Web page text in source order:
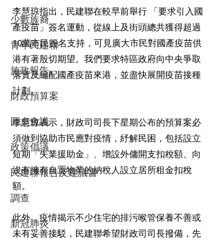
少數族裔
青年民建聯
施政報告
財政預算案
圓桌會議
政策倡議
民建聯報告及建議書
調查
新冠肺炎
李慧琼指出，民建聯在較早前舉行 「要求引入國
產疫苗」簽名運動，從線上及街頭總共獲得超過
10萬市民簽名支持，可見廣大市民對國產疫苗供
港有著殷切期望。我們要求特區政府向中央爭取
落實及編配國產疫苗來港，並盡快展開疫苗接種
計劃。
李慧琼表示，財政司司長下星期公布的預算案必
須做到協助市民應對疫情，紓解民困，包括設立
短期「失業援助金」、增設外傭開支扣稅額、向
沒有擁有自置物業的納稅人設立居所租金扣稅
額。
此外，疫情揭示不少住宅的排污喉管保養不善或
未有妥善接駁，民建聯希望財政司司長撥備，先